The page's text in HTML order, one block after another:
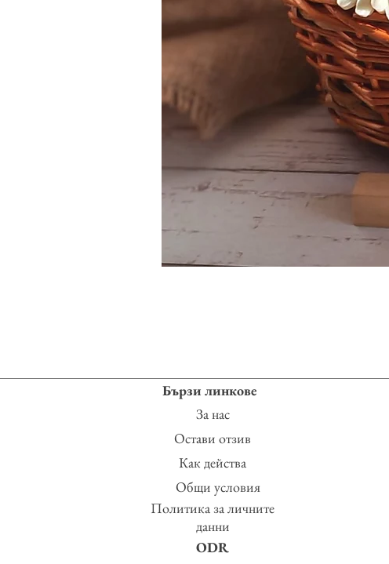
Бързи линкове
За нас
Остави отзив
Как действа
Общи условия
Политика за личните
данни
ODR